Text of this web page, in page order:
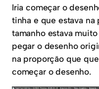
Iria começar o
tinha e que estava
tamanho estava
pegar o desenho
na proporção que
começar o desenho.